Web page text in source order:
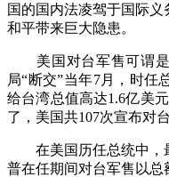
国的国内法凌驾于国际
和平带来巨大隐患。
美国对台军售可谓是
局“断交”当年7月，时任
给台湾总值高达1.6亿美
了，美国共107次宣布对台
在美国历任总统中，
普在任期间对台军售以